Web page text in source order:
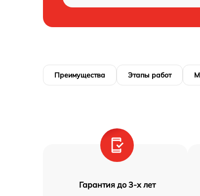
Преимущества Этапы работ
Гарантия до 3-х лет